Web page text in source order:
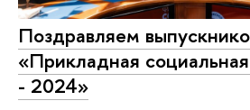
Поздравляем
«Прикладная
- 2024»